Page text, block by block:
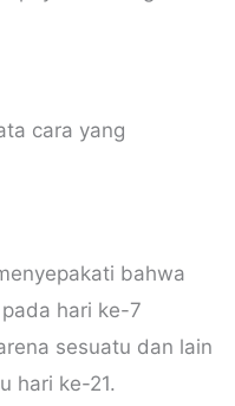
cara yang
bahwa
hari ke-7
sesuatu dan lain
hari ke-21.